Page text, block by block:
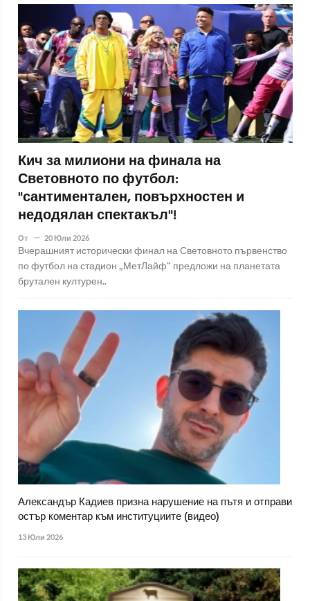
Кич за милиони на финала на
Световното по футбол:
"сантиментален, повърхностен и
недодялан спектакъл"!
От 20 Юли 2026
Вчерашният исторически финал на Световното първенство
по футбол на стадион „МетЛайф“ предложи на планетата
брутален културен..
Александър Кадиев призна нарушение на пътя и отправи
остър коментар към институциите (видео)
13 Юли 2026